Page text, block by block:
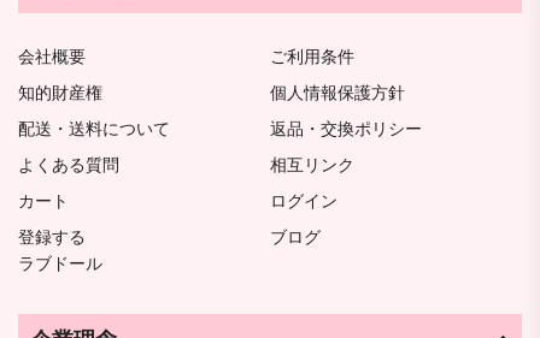
会社概要
ご利用条件
知的財産権
個人情報保護方針
配送・送料について
返品・交換ポリシー
よくある質問
相互リンク
カート
ログイン
登録する
ブログ
ラブドール